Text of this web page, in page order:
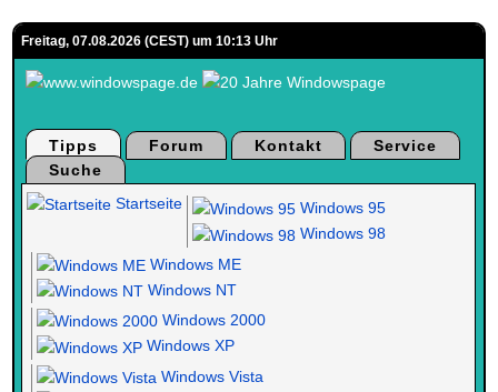
Freitag, 07.08.2026 (CEST) um 10:13 Uhr
Tipps Forum Kontakt
Service
Suche
Startseite
Windows 95
Windows 98
Windows ME
Windows NT
Windows 2000
Windows XP
Windows Vista